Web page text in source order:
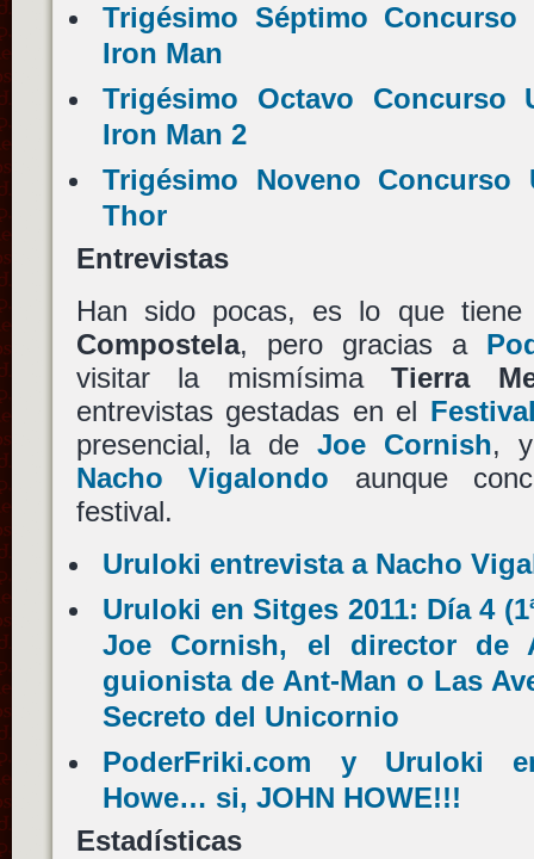
Trigésimo Séptimo
Iron Man
Trigésimo Octavo
Iron Man 2
Trigésimo Noveno
Thor
Entrevistas
Han sido pocas, es lo que
Compostela, pero gracias a
visitar la mismísimaTierra
entrevistas gestadas en el
presencial, la de Joe Cornish,
Nacho Vigalondo aunque
festival.
Uruloki entrevista a Nacho
Uruloki en Sitges 2011: Día 4
Joe Cornish, el director de
guionista de Ant-Man o Las
Secreto del Unicornio
PoderFriki.com y Uruloki
Howe… si, JOHN HOWE!!!
Estadísticas